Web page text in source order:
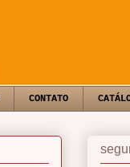
CONTATO